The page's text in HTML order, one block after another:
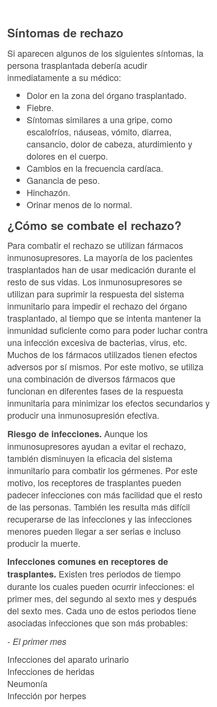
Síntomas de rechazo
Si aparecen algunos de los siguientes síntomas, la
persona trasplantada debería acudir
inmediatamente a su médico:
Dolor en la zona del órgano trasplantado.
Fiebre.
Síntomas similares a una gripe, como
escalofríos, náuseas, vómito, diarrea,
cansancio, dolor de cabeza, aturdimiento y
dolores en el cuerpo.
Cambios en la frecuencia cardíaca.
Ganancia de peso.
Hinchazón.
Orinar menos de lo normal.
¿Cómo se combate el rechazo?
Para combatir el rechazo se utilizan fármacos
inmunosupresores. La mayoría de los pacientes
trasplantados han de usar medicación durante el
resto de sus vidas. Los inmunosupresores se
utilizan para suprimir la respuesta del sistema
inmunitario para impedir el rechazo del órgano
trasplantado, al tiempo que se intenta mantener la
inmunidad suficiente como para poder luchar contra
una infección excesiva de bacterias, virus, etc.
Muchos de los fármacos utilizados tienen efectos
adversos por sí mismos. Por este motivo, se utiliza
una combinación de diversos fármacos que
funcionan en diferentes fases de la respuesta
inmunitaria para minimizar los efectos secundarios y
producir una inmunosupresión efectiva.
Riesgo de infecciones. Aunque los
inmunosupresores ayudan a evitar el rechazo,
también disminuyen la eficacia del sistema
inmunitario para combatir los gérmenes. Por este
motivo, los receptores de trasplantes pueden
padecer infecciones con más facilidad que el resto
de las personas. También les resulta más difícil
recuperarse de las infecciones y las infecciones
menores pueden llegar a ser serias e incluso
producir la muerte.
Infecciones comunes en receptores de
trasplantes. Existen tres periodos de tiempo
durante los cuales pueden ocurrir infecciones: el
primer mes, del segundo al sexto mes y después
del sexto mes. Cada uno de estos periodos tiene
asociadas infecciones que son más probables:
- El primer mes
Infecciones del aparato urinario
Infecciones de heridas
Neumonía
Infección por herpes